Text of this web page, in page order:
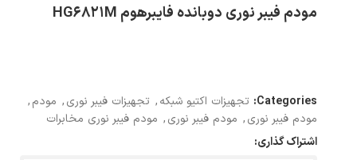
مودم فیبر نوری دوبانده فایبرهوم HG6821M
Categories: تجهیزات اکتیو شبکه, تجهیزات فیبر نوری, مودم,
مودم فیبر نوری, مودم فیبر نوری, مودم فیبر نوری مخابرات
اشتراک گذاری: